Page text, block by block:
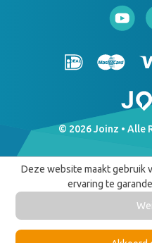
© 2026 Joinz • Alle
Deze website maakt gebruik
ervaring te